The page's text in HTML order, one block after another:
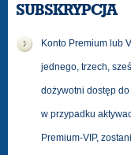
SUBSKRYPCJA
Konto Premium lub
jednego, trzech,
dożywotni dostęp
w przypadku
Premium-VIP,